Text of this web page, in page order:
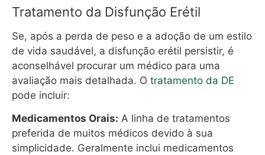
Tratamento da Disfunção Erétil
Se, após a perda de peso e a adoção de um estilo
de vida saudável, a disfunção erétil persistir, é
aconselhável procurar um médico para uma
avaliação mais detalhada. O tratamento da DE
pode incluir:
Medicamentos Orais: A linha de tratamentos
preferida de muitos médicos devido à sua
simplicidade. Geralmente inclui medicamentos